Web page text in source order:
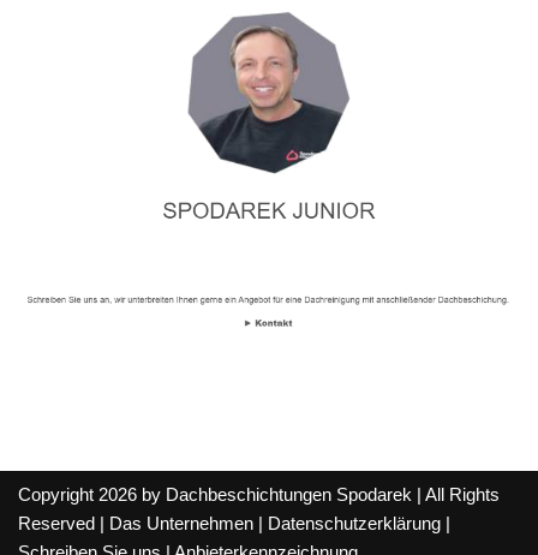
Copyright 2026 by Dachbeschichtungen Spodarek | All Rights
Reserved |
Das Unternehmen Datenschutzerklärung